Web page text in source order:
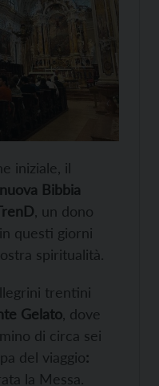
iniziale, il
nuova Bibbia
, un dono
questi giorni
spiritualità.
trentini
Gelato , dove
di circa sei
del viaggio:
la Messa.